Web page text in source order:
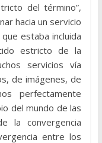
del término”,
hacia un servicio
estaba incluida
estricto de la
servicios vía
de imágenes, de
perfectamente
del mundo de las
la convergencia
entre los